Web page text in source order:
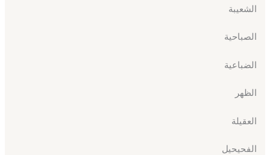
الشعيبة
الصباحية
الضباعية
الظهر
العقيلة
الفحيحيل